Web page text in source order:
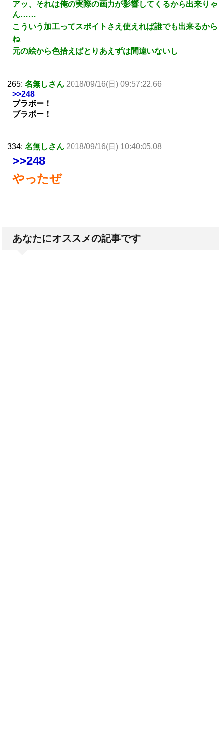
アッ、それは俺の実際の画力が影響してくるから出来りゃ
ん……
こういう加工ってスポイトさえ使えれば誰でも出来るから
ね
元の絵から色拾えばとりあえずは間違いないし
265: 名無しさん 2018/09/16(日) 09:57:22.66
>>248
ブラボー！
ブラボー！
334: 名無しさん 2018/09/16(日) 10:40:05.08
>>248
やったぜ
あなたにオススメの記事です